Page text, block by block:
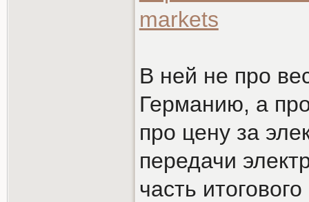
markets
В ней не про
Германию, а
про цену за
передачи
часть